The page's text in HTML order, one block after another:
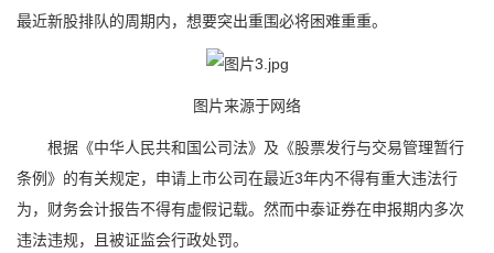
最近新股排队的周期内，想要突出重围必将困难重重。
图片来源于网络
根据《中华人民共和国公司法》及《股票发行与交易管理暂行
条例》的有关规定，申请上市公司在最近3年内不得有重大违法行
为， 财务会计报告不得有虚假记载。然而中泰证券在申报期内多次
违法违规，且被证监会行政处罚。